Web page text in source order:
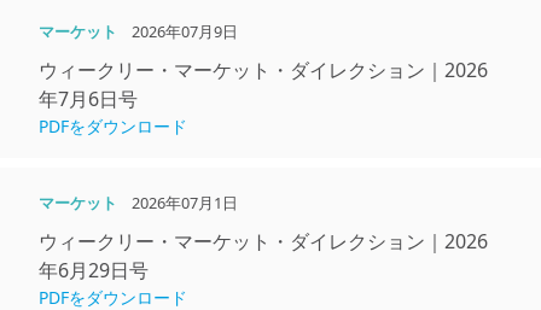
マーケット 2026年07月9日
ウィークリー・マーケット・ダイレクション｜2026
年7月6日号
PDFをダウンロード
マーケット 2026年07月1日
ウィークリー・マーケット・ダイレクション｜2026
年6月29日号
PDFをダウンロード